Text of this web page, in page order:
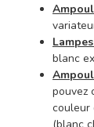
blanc
pouvez
couleur